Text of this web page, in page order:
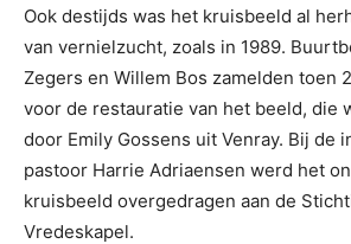
Ook destijds was het kruisbeeld al
van vernielzucht, zoals in 1989.
Zegers en Willem Bos zamelden toen
voor de restauratie van het beeld, die
door Emily Gossens uit Venray. Bij de
pastoor Harrie Adriaensen werd het
kruisbeeld overgedragen aan de
Vredeskapel.